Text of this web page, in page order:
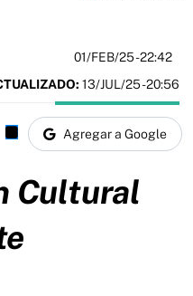
01/FEB/25- 22:42
13/JUL/25 - 20:56
Agregar a Google
Cultural